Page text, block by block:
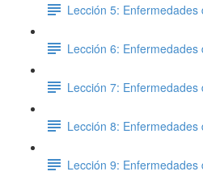
Lección 5: Enfermedades
Lección 6:
Lección 7:
Lección 8:
Lección 9: